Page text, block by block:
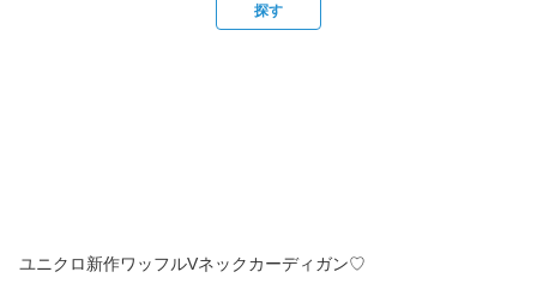
探す
ユニクロ新作ワッフルVネックカーディガン♡